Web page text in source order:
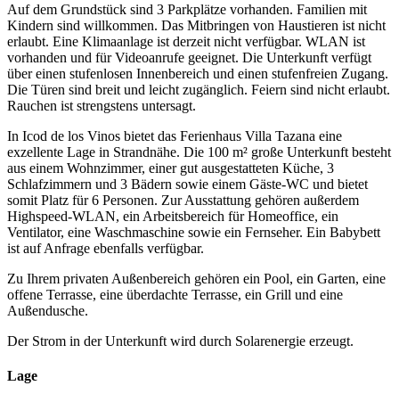
Auf dem Grundstück sind 3 Parkplätze vorhanden. Familien mit
Kindern sind willkommen. Das Mitbringen von Haustieren ist nicht
erlaubt. Eine Klimaanlage ist derzeit nicht verfügbar. WLAN ist
vorhanden und für Videoanrufe geeignet. Die Unterkunft verfügt
über einen stufenlosen Innenbereich und einen stufenfreien Zugang.
Die Türen sind breit und leicht zugänglich. Feiern sind nicht erlaubt.
Rauchen ist strengstens untersagt.
In Icod de los Vinos bietet das Ferienhaus Villa Tazana eine
exzellente Lage in Strandnähe. Die 100 m² große Unterkunft besteht
aus einem Wohnzimmer, einer gut ausgestatteten Küche, 3
Schlafzimmern und 3 Bädern sowie einem Gäste-WC und bietet
somit Platz für 6 Personen. Zur Ausstattung gehören außerdem
Highspeed-WLAN, ein Arbeitsbereich für Homeoffice, ein
Ventilator, eine Waschmaschine sowie ein Fernseher. Ein Babybett
ist auf Anfrage ebenfalls verfügbar.
Zu Ihrem privaten Außenbereich gehören ein Pool, ein Garten, eine
offene Terrasse, eine überdachte Terrasse, ein Grill und eine
Außendusche.
Der Strom in der Unterkunft wird durch Solarenergie erzeugt.
Lage